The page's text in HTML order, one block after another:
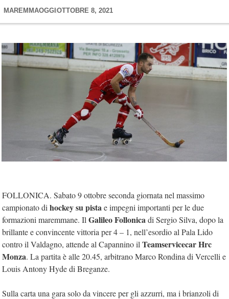
MAREMMAOGGI OTTOBRE 8, 2021
FOLLONICA. Sabato 9 ottobre seconda giornata nel massimo
campionato di hockey su pistae impegni importanti per le due
formazioni maremmane. Il Galileo Follonicadi Sergio Silva, dopo la
brillante e convincente vittoria per 4 – 1, nell’esordio al Pala Lido
contro il Valdagno, attende al Capanninoil Teamservicecar Hrc
Monza. La partita è alle20.45, arbitrano Marco Rondina di Vercelli e
Louis Antony Hyde di Breganze.
Sulla carta una gara solo da vincere per gli azzurri, ma i brianzoli di